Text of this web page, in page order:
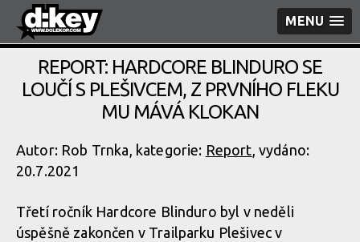
MENU
REPORT: HARDCORE BLINDURO SE
LOUČÍ S PLEŠIVCEM, Z PRVNÍHO FLEKU
MU MÁVÁ KLOKAN
Autor: Rob Trnka, kategorie: Report, vydáno:
20.7.2021
Třetí ročník Hardcore Blinduro byl v neděli
úspěšně zakončen v Trailparku Plešivec v